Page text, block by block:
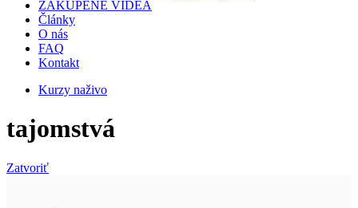
ZAKÚPENÉ VIDEÁ
Články
O nás
FAQ
Kontakt
Kurzy naživo
tajomstvá
Zatvoriť